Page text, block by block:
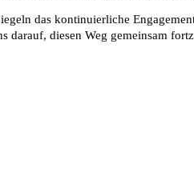
das kontinuierliche
darauf, diesen Weg gemeinsam